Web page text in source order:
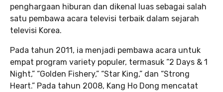
penghargaan hiburan dan dikenal luas sebagai salah
satu pembawa acara televisi terbaik dalam sejarah
televisi Korea.
Pada tahun 2011, ia menjadi pembawa acara untuk
empat program variety populer, termasuk “2 Days & 1
Night,” “Golden Fishery,” “Star King,” dan “Strong
Heart.” Pada tahun 2008, Kang Ho Dong mencatat